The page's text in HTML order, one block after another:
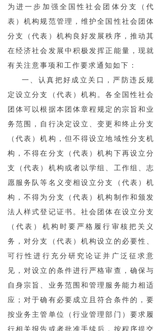
为进一步加强全国性社会团体分支（代
表）机构规范管理，维护全国性社会团体
分支（代表）机构良好发展秩序，推动其
在经济社会发展中积极发挥正能量，现就
有关注意事项和工作要求通知如下：
一、认真把好成立关口，严防违反规
定设立分支（代表）机构。各全国性社会
团体可以根据本团体章程规定的宗旨和业
务范围，自行决定设立、变更和终止分支
（代表）机构，但不得设立地域性分支机
构，不得在分支（代表）机构下再设立分
支（代表）机构或者以学组、工作组、志
愿服务队等名义变相设立分支（代表）机
构，不得为分支（代表）机构制作和颁发
法人样式登记证书。社会团体在设立分支
（代表）机构时要严格履行审核把关义
务，对分支（代表）机构设立的必要性、
可行性进行充分研究论证并广泛征求意
见，对设立的条件进行严格审查，确保与
自身宗旨、业务范围和管理服务能力相适
应；对于确有必要成立且符合条件的，要
按业务主管单位（行业管理部门）要求履
行相关报告或者批准手续后，按程序提交